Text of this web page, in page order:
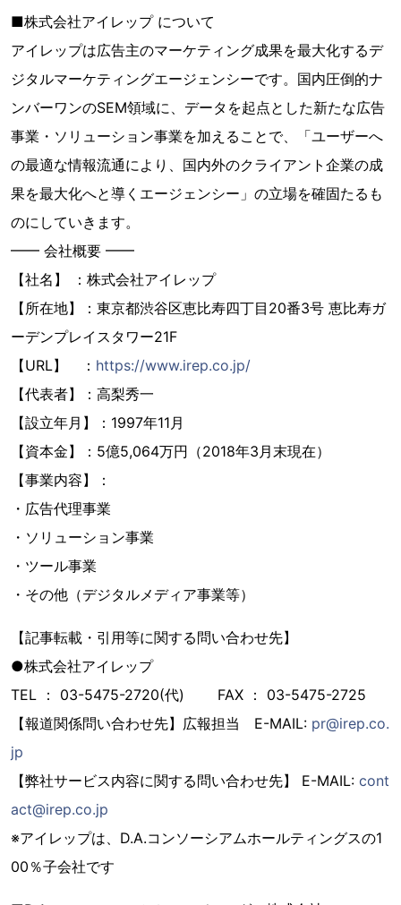
■株式会社アイレップ について
アイレップは広告主のマーケティング成果を最大化するデ
ジタルマーケティングエージェンシーです。国内圧倒的ナ
ンバーワンのSEM領域に、データを起点とした新たな広告
事業・ソリューション事業を加えることで、「ユーザーへ
の最適な情報流通により、国内外のクライアント企業の成
果を最大化へと導くエージェンシー」の立場を確固たるも
のにしていきます。
━━ 会社概要 ━━
【社名】 ：株式会社アイレップ
【所在地】：東京都渋谷区恵比寿四丁目20番3号 恵比寿ガ
ーデンプレイスタワー21F
【URL】 ： https://www.irep.co.jp/
【代表者】：高梨秀一
【設立年月】：1997年11月
【資本金】：5億5,064万円（2018年3月末現在）
【事業内容】：
・広告代理事業
・ソリューション事業
・ツール事業
・その他（デジタルメディア事業等）
【記事転載・引用等に関する問い合わせ先】
●株式会社アイレップ
TEL ： 03-5475-2720(代) FAX ： 03-5475-2725
【報道関係問い合わせ先】広報担当 E-MAIL: pr@irep.co.
jp
【弊社サービス内容に関する問い合わせ先】 E-MAIL: cont
act@irep.co.jp
※アイレップは、D.A.コンソーシアムホールティングスの1
00％子会社です